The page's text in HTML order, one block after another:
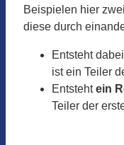
Beispielen hier
diese durch
Entsteht dabei
ist ein Teiler
Entstehtein
Teiler der